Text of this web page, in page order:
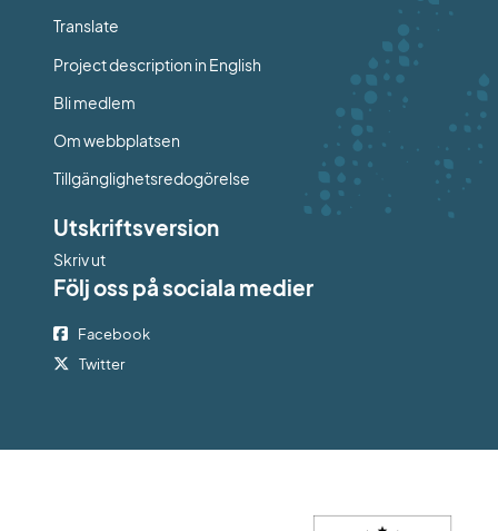
Translate
Project description in English
Bli medlem
Om webbplatsen
Tillgänglighetsredogörelse
Utskriftsversion
Skriv ut
Följ oss på sociala medier
Facebook
Twitter